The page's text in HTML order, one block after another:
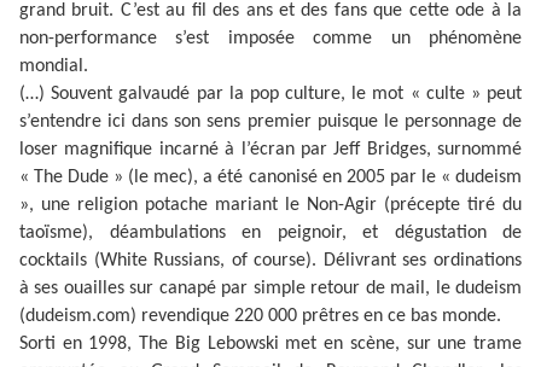
grand bruit. C’est au fil des ans et des fans que cette ode à la
non-performance s’est imposée comme un phénomène
mondial.
(…)Souvent galvaudé par la pop culture, le mot « culte » peut
s’entendre ici dans son sens premier puisque le personnage de
loser magnifique incarné à l’écran par Jeff Bridges, surnommé
« The Dude » (le mec), a été canonisé en 2005 par le « dudeism
», une religion potache mariant le Non-Agir (précepte tiré du
taoïsme), déambulations en peignoir, et dégustation de
cocktails (White Russians, of course). Délivrant ses ordinations
à ses ouailles sur canapé par simple retour de mail, le dudeism
(dudeism.com) revendique 220 000 prêtres en ce bas monde.
Sorti en 1998,
The Big Lebowski met en scène, sur une trame